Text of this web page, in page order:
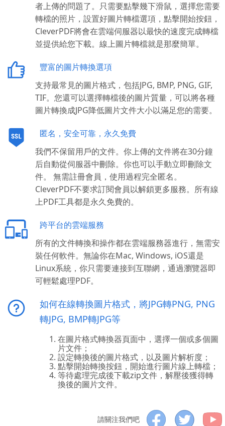
者上傳的問題了。只需要點擊幾下滑鼠，選擇您需要
轉檔的照片，設置好圖片轉檔選項，點擊開始按鈕，
CleverPDF將會在雲端伺服器以最快的速度完成轉檔
並提供給您下載。線上圖片轉檔就是那麼簡單。
豐富的圖片轉換選項
支持最常見的圖片格式，包括JPG, BMP, PNG, GIF,
TIF。您還可以選擇轉檔後的圖片質量，可以將各種
圖片轉換成JPG降低圖片文件大小以滿足您的需要。
匿名，安全可靠，永久免費
我們不保留用戶的文件。你上傳的文件將在30分鐘
后自動從伺服器中刪除。你也可以手動立即刪除文
件。 無需註冊會員，使用過程完全匿名。
CleverPDF不要求訂閱會員以解鎖更多服務。所有線
上PDF工具都是永久免費的。
跨平台的雲端服務
所有的文件轉換和操作都在雲端服務器進行，無需安
裝任何軟件。無論你在Mac, Windows, iOS還是
Linux系統，你只需要連接到互聯網，通過瀏覽器即
可輕鬆處理PDF。
如何在線轉換圖片格式，將JPG轉PNG, PNG
轉JPG, BMP轉JPG等
在圖片格式轉換器頁面中，選擇一個或多個圖
片文件；
設定轉換後的圖片格式，以及圖片解析度；
點擊開始轉換按鈕，開始進行圖片線上轉檔；
等待處理完成後下載zip文件，解壓後獲得轉
換後的圖片文件。
請關注我們吧